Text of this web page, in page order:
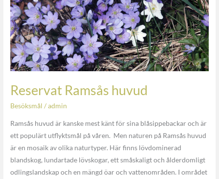
Reservat Ramsås huvud
Besöksmål /admin
Ramsås huvud är kanske mest känt för sina blåsippebackar och är
ett populärt utflyktsmål på våren. Men naturen på Ramsås huvud
är en mosaik av olika naturtyper. Här finns lövdominerad
blandskog, lundartade lövskogar, ett småskaligt och ålderdomligt
odlingslandskap och en mängd öar och vattenområden. I området